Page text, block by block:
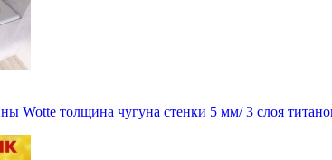
Wotte толщина чугуна стенки 5 мм/ 3 слоя